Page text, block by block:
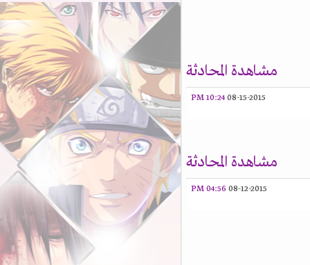
مشاهدة المحادثة
08-15-2015
10:24 PM
مشاهدة المحادثة
08-12-2015
04:56 PM